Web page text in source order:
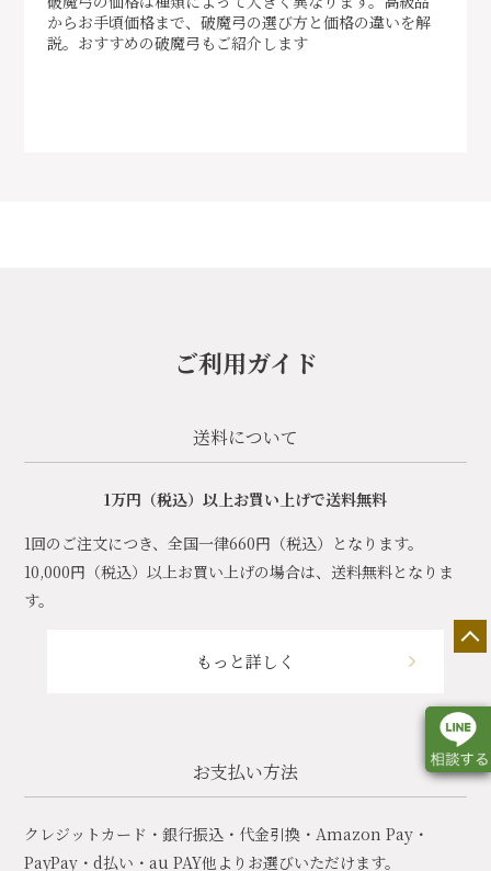
からお手頃価格まで、破魔弓の選び方と価格の違いを解
説。おすすめの破魔弓もご紹介します
ご利用ガイド
送料について
1万円（税込）以上お買い上げで送料無料
1回のご注文につき、全国一律660円（税込）となります。
10,000円（税込）以上お買い上げの場合は、送料無料となりま
す。
もっと詳しく
お支払い方法
クレジットカード・銀行振込・代金引換・Amazon Pay・
PayPay・d払い・au PAY他よりお選びいただけます。
店舗一覧 展示会情報 カタログ請求